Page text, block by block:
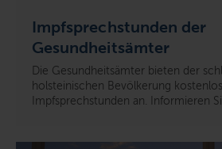
Impfsprechstunden der
Gesundheitsämter
Die Gesundheitsämter bieten der
holsteinischen Bevölkerung
Impfsprechstunden an. Informieren